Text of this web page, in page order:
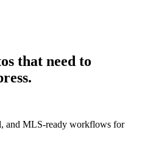
that need to
and MLS-ready workflows for